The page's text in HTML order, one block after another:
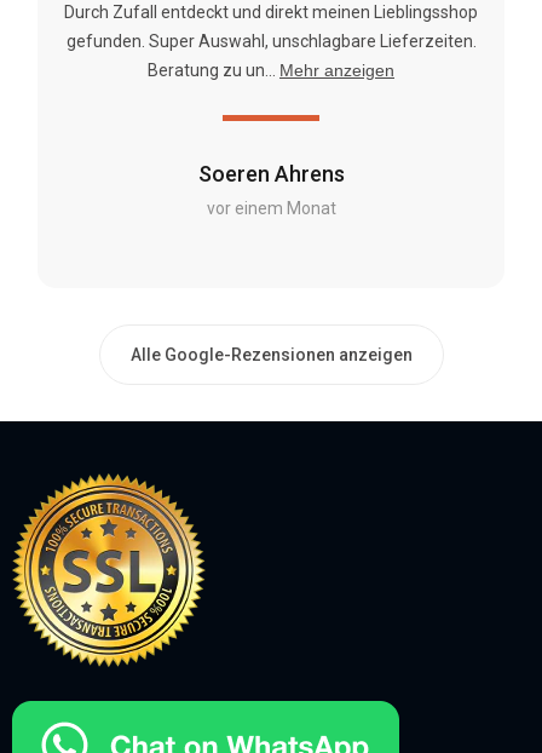
Soeren Ahrens
vor einem Monat
Durch Zufall entdeckt und direkt meinen Lieblingsshop
gefunden. Super Auswahl, unschlagbare Lieferzeiten.
Beratung zu un...
Mehr anzeigen
Alle Google-Rezensionen anzeigen